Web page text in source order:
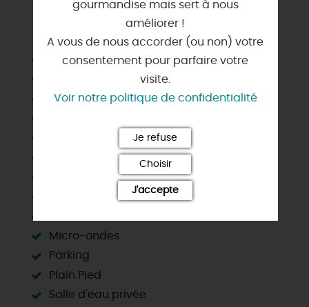
SERVICES & ÉQUIPEMENTS
Barbecue
Congélateur
Habitation indépendante
Jardin indépendant
Lave linge privatif
Lave vaisselle
Micro-ondes
Parking
Plain Pied
Salle d'eau privée
gourmandise mais sert à nous
améliorer !
A vous de nous accorder (ou non) votre
consentement pour parfaire votre
visite.
Voir notre politique de confidentialité
Je refuse
Choisir
J'accepte